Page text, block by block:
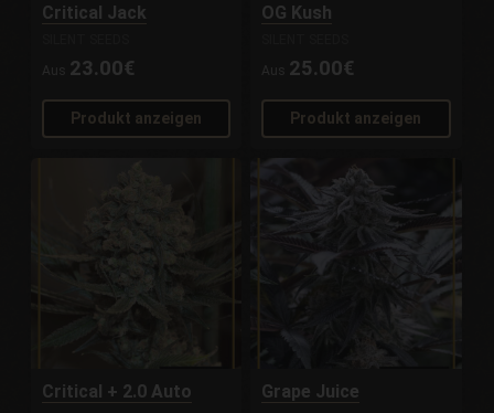
Critical Jack
Aus 23.00€
Produkt anzeigen
OG Kush
Aus 25.00€
Produkt anzeigen
Critical + 2.0 Auto Grape Juice